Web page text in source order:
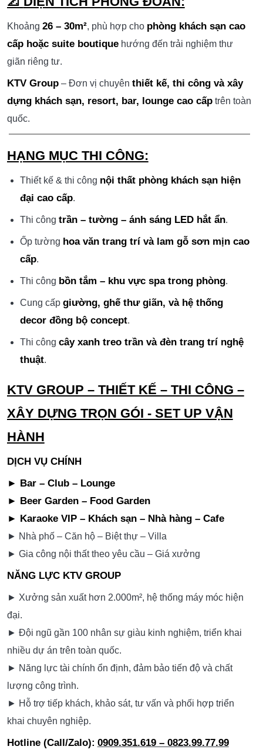
Khoảng 26 – 30m², phù hợp cho phòng khách sạn cao
cấp hoặc suite boutiquehướng đến trải nghiệm thư
giãn riêng tư.
KTV Group– Đơn vị chuyên thiết kế, thi công và xây
dựng khách sạn, resort, bar, lounge cao cấptrên toàn
quốc.
HẠNG MỤC THI CÔNG:
Thiết kế & thi công nội thất phòng khách sạn hiện
đại cao cấp.
Thi côngtrần – tường – ánh sáng LED hắt ẩn.
Ốp tường hoa văn trang trí và lam gỗ sơn mịn cao
cấp.
Thi công bồn tắm – khu vực spa trong phòng.
Cung cấpgiường, ghế thư giãn, và hệ thống
decor đồng bộ concept.
Thi côngcây xanh treo trần và đèn trang trí nghệ
thuật.
KTV GROUP – THIẾT KẾ – THI CÔNG –
XÂY DỰNG TRỌN GÓI - SET UP VẬN
HÀNH
DỊCH VỤ CHÍNH
► Bar – Club – Lounge
► Beer Garden – Food Garden
► Karaoke VIP – Khách sạn – Nhà hàng – Cafe
► Nhà phố – Căn hộ – Biệt thự – Villa
► Gia công nội thất theo yêu cầu – Giá xưởng
NĂNG LỰC KTV GROUP
► Xưởng sản xuất hơn 2.000m², hệ thống máy móc hiện
đại.
► Đội ngũ gần 100 nhân sự giàu kinh nghiệm, triển khai
nhiều dự án trên toàn quốc.
► Năng lực tài chính ổn định, đảm bảo tiến độ và chất
lượng công trình.
► Hỗ trợ tiếp khách, khảo sát, tư vấn và phối hợp triển
khai chuyên nghiệp.
Hotline (Call/Zalo): 0909.351.619 – 0823.99.77.99